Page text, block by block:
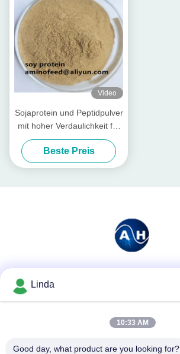
Video
Sojaprotein und Peptidpulver
mit hoher Verdaulichkeit für
die Aquakultur und Tierfutter
Beste Preis
Linda
10:33 AM
Good day, what product are you looking for?